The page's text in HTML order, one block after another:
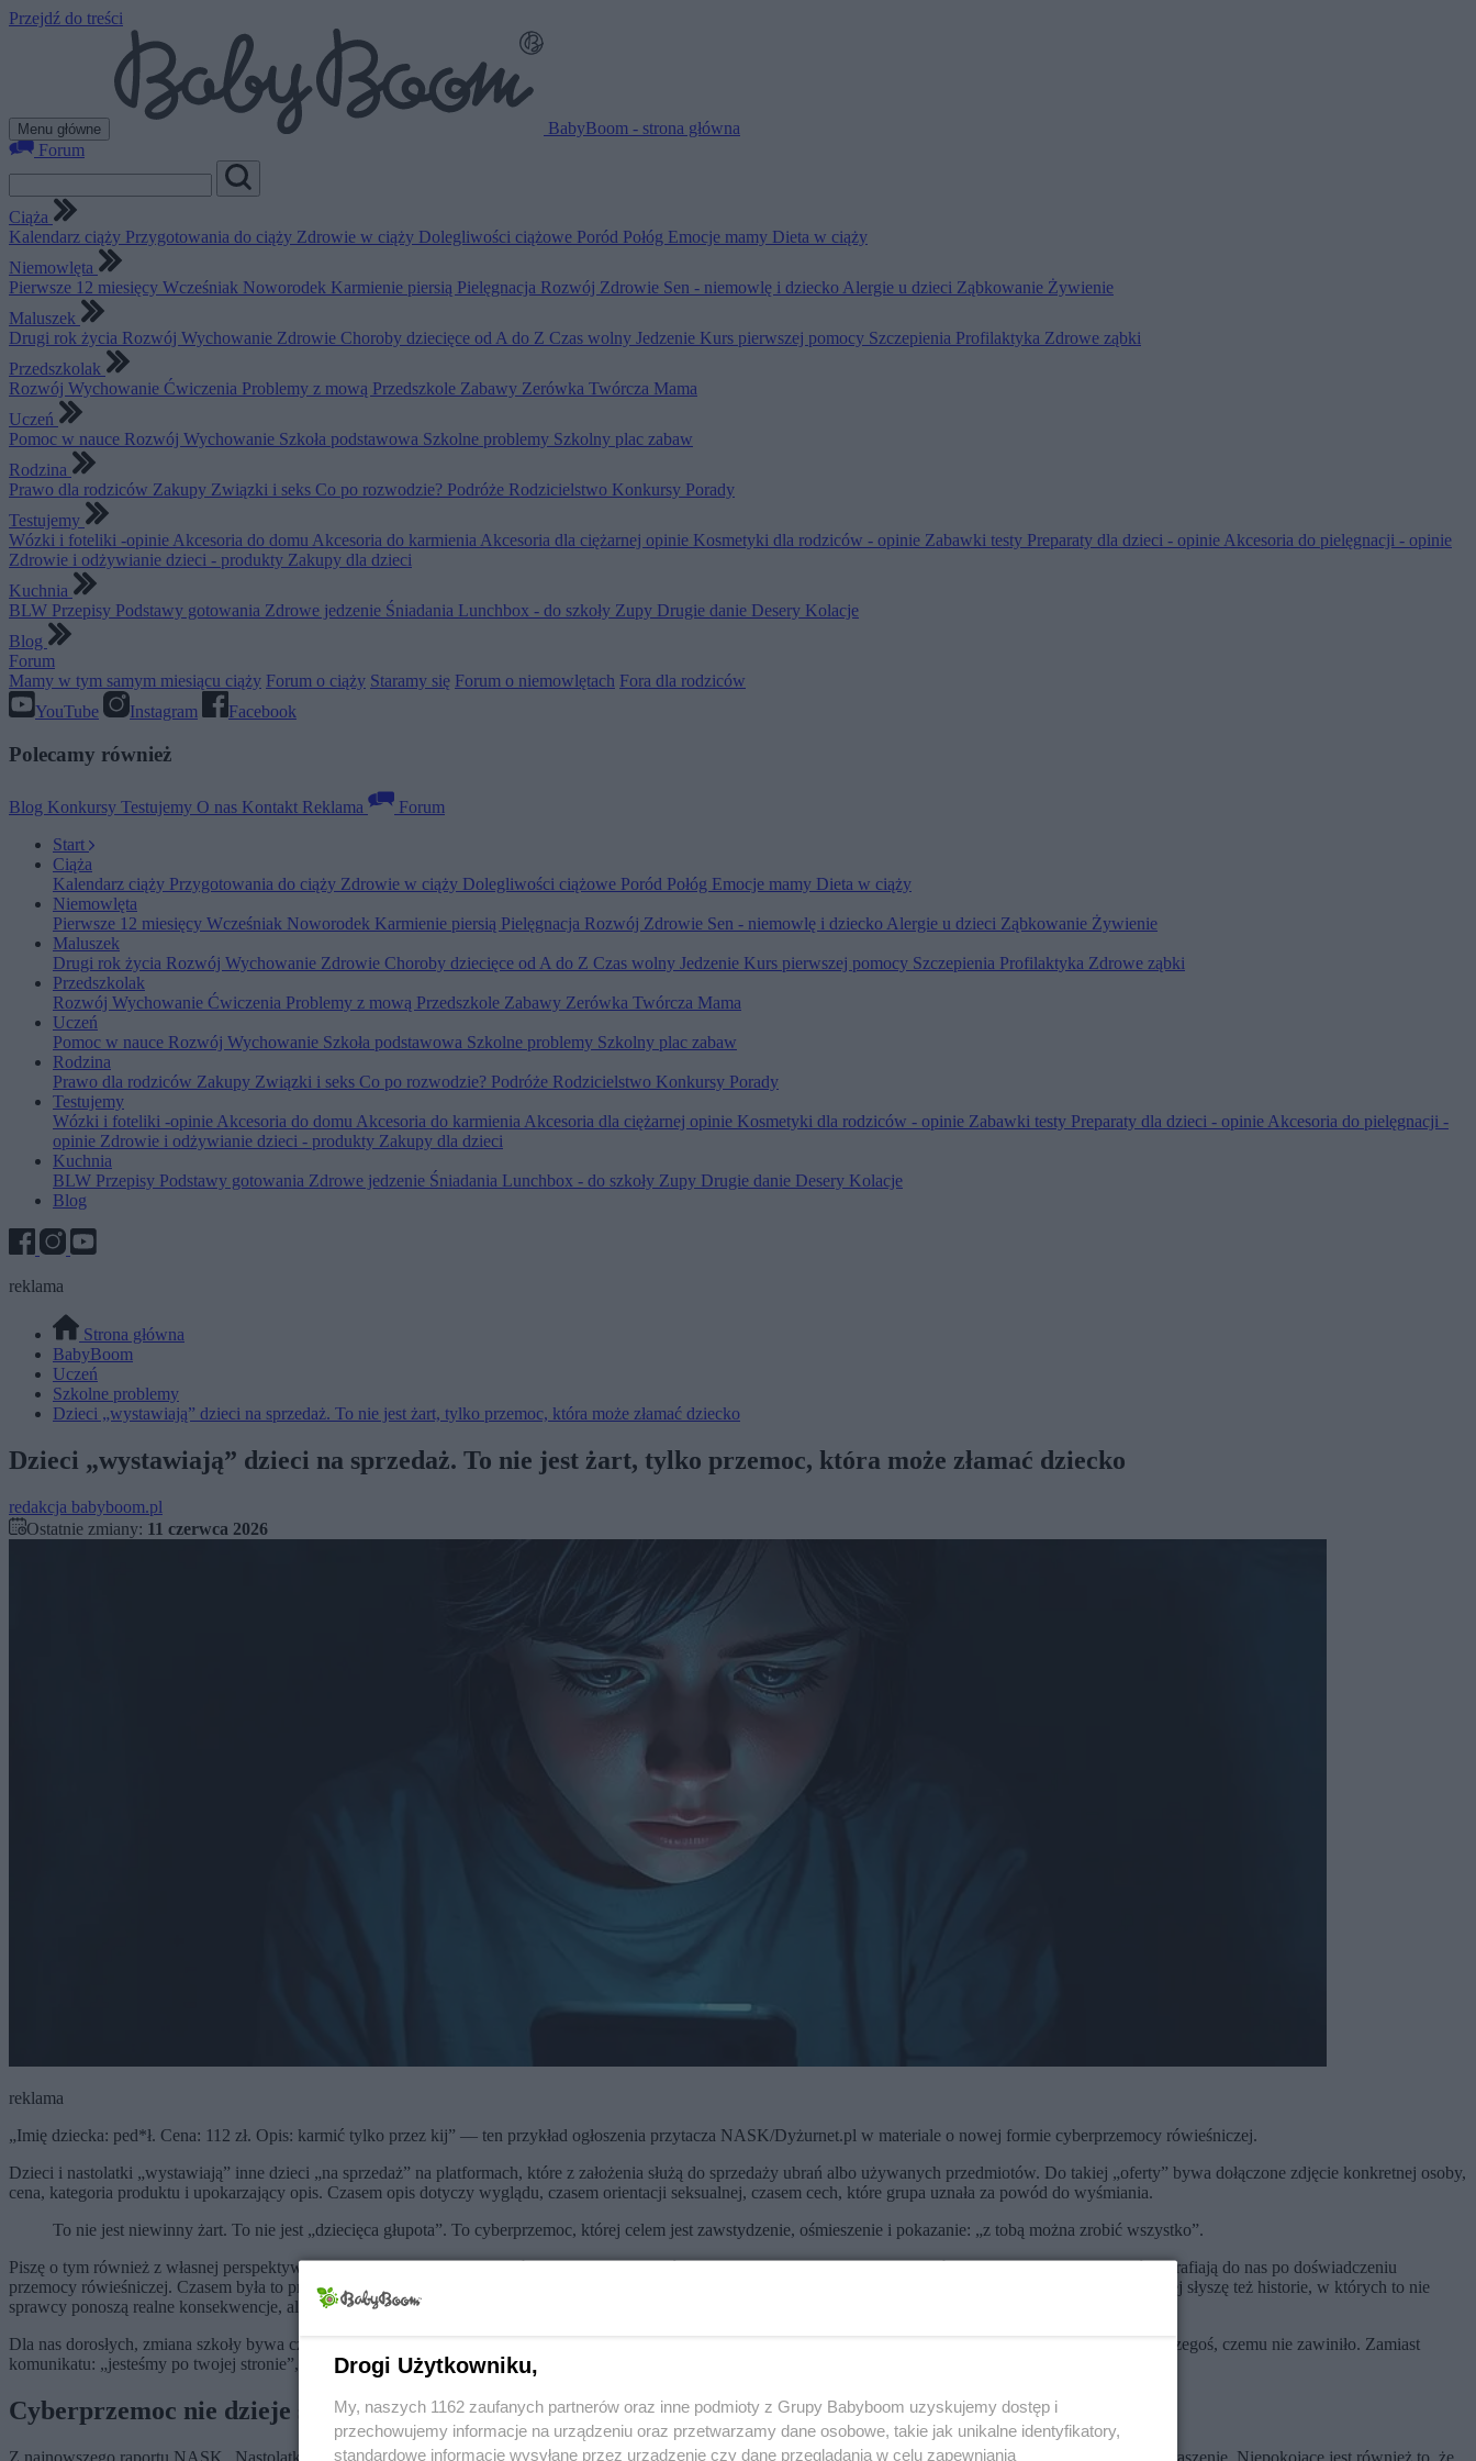
Przejdź do treści
Menu główne
BabyBoom - strona główna
Forum
Ciąża
Kalendarz ciąży Przygotowania do ciąży Zdrowie w ciąży Dolegliwości ciążowe Poród Połóg Emocje mamy Dieta w ciąży
Niemowlęta
Pierwsze 12 miesięcy Wcześniak Noworodek Karmienie piersią Pielęgnacja Rozwój Zdrowie Sen - niemowlę i dziecko Alergie u dzieci Ząbkowanie Żywienie
Maluszek
Drugi rok życia Rozwój Wychowanie Zdrowie Choroby dziecięce od A do Z Czas wolny Jedzenie Kurs pierwszej pomocy Szczepienia Profilaktyka Zdrowe ząbki
Przedszkolak
Rozwój Wychowanie Ćwiczenia Problemy z mową Przedszkole Zabawy Zerówka Twórcza Mama
Uczeń
Pomoc w nauce Rozwój Wychowanie Szkoła podstawowa Szkolne problemy Szkolny plac zabaw
Rodzina
Prawo dla rodziców Zakupy Związki i seks Co po rozwodzie? Podróże Rodzicielstwo Konkursy Porady
Testujemy
Wózki i foteliki -opinie Akcesoria do domu Akcesoria do karmienia Akcesoria dla ciężarnej opinie Kosmetyki dla rodziców - opinie Zabawki testy Preparaty dla dzieci - opinie Akcesoria do pielęgnacji - opinie
Zdrowie i odżywianie dzieci - produkty Zakupy dla dzieci
Kuchnia
BLW Przepisy Podstawy gotowania Zdrowe jedzenie Śniadania Lunchbox - do szkoły Zupy Drugie danie Desery Kolacje
Blog
Forum
Mamy w tym samym miesiącu ciąży Forum o ciąży Staramy się Forum o niemowlętach Fora dla rodziców
YouTube
Instagram Facebook
Polecamy również
Blog Konkursy Testujemy O nas Kontakt Reklama
Forum
Start
Ciąża
Kalendarz ciąży Przygotowania do ciąży Zdrowie w ciąży Dolegliwości ciążowe Poród Połóg Emocje mamy Dieta w ciąży
Niemowlęta
Pierwsze 12 miesięcy Wcześniak Noworodek Karmienie piersią Pielęgnacja Rozwój Zdrowie Sen - niemowlę i dziecko Alergie u dzieci Ząbkowanie Żywienie
Maluszek
Drugi rok życia Rozwój Wychowanie Zdrowie Choroby dziecięce od A do Z Czas wolny Jedzenie Kurs pierwszej pomocy Szczepienia Profilaktyka Zdrowe ząbki
Przedszkolak
Rozwój Wychowanie Ćwiczenia Problemy z mową Przedszkole Zabawy Zerówka Twórcza Mama
Uczeń
Pomoc w nauce Rozwój Wychowanie Szkoła podstawowa Szkolne problemy Szkolny plac zabaw
Rodzina
Prawo dla rodziców Zakupy Związki i seks Co po rozwodzie? Podróże Rodzicielstwo Konkursy Porady
Testujemy
Wózki i foteliki -opinieAkcesoria do domu Akcesoria do karmieniaAkcesoria dla ciężarnej opinie Kosmetyki dla rodziców - opinie Zabawki testy Preparaty dla dzieci - opinieAkcesoria do pielęgnacji -
opinie Zdrowie i odżywianie dzieci - produkty Zakupy dla dzieci
Kuchnia
BLW Przepisy Podstawy gotowania Zdrowe jedzenie Śniadania Lunchbox - do szkoły Zupy Drugie danie Desery Kolacje
Blog
reklama
Strona główna
BabyBoom
Uczeń
Szkolne problemy
Dzieci „wystawiają” dzieci na sprzedaż. To nie jest żart, tylko przemoc, która może złamać dziecko
Dzieci „wystawiają” dzieci na sprzedaż. To nie jest żart, tylko przemoc, która może złamać dziecko
redakcja babyboom.pl
Ostatnie zmiany: 11 czerwca 2026
reklama
„Imię dziecka: ped*ł. Cena: 112 zł. Opis: karmić tylko przez kij” — ten przykład ogłoszenia przytacza NASK/Dyżurnet.pl w materiale o nowej formie cyberprzemocy rówieśniczej.
Dzieci i nastolatki „wystawiają” inne dzieci „na sprzedaż” na platformach, które z założenia służą do sprzedaży ubrań albo używanych przedmiotów. Do takiej „oferty” bywa dołączone zdjęcie konkretnej osoby,
cena, kategoria produktu i upokarzający opis. Czasem opis dotyczy wyglądu, czasem orientacji seksualnej, czasem cech, które grupa uznała za powód do wyśmiania.
To nie jest niewinny żart. To nie jest „dziecięca głupota”. To cyberprzemoc, której celem jest zawstydzenie, ośmieszenie i pokazanie: „z tobą można zrobić wszystko”.
Piszę o tym również z własnej perspektywy. Prowadzę treningi umiejętności DBT dla nastolatków i w ciągu ostatniego roku coraz częściej widzę młodzi ludzie, którzy trafiają do nas po doświadczeniu
przemocy rówieśniczej. Czasem była to przemoc w klasie, czasem wykluczenie z grupy, czasem upokarzające komentarze, czasem właśnie cyberprzemoc. Coraz częściej słyszę też historie, w których to nie
sprawcy ponoszą realne konsekwencje, ale dziecko skrzywdzone. To ono zmienia klasę. To ono zmienia szkołę. To ono ma „zacząć od nowa”.
Dla nas dorosłych, zmiana szkoły bywa czasem najszybszym sposobem przerwania przemocy. U nastolatka może pojawić się poczucie, że to on ponosi konsekwencje czegoś, czemu nie zawiniło. Zamiast
komunikatu: „jesteśmy po twojej stronie”, może odebrać to jako: „to z tobą jest problem”.
Cyberprzemoc nie dzieje się „gdzieś daleko”
Z najnowszego raportu NASK „Nastolatki” wynika, że co trzeci nastolatek spotyka się z przemocą online. Najczęstsze formy to wyzywanie, ośmieszanie, poniżanie i straszenie. Niepokojące jest również to, że
Drogi Użytkowniku,
My, naszych 1162 zaufanych partnerów oraz inne podmioty z Grupy Babyboom uzyskujemy dostęp i
przechowujemy informacje na urządzeniu oraz przetwarzamy dane osobowe, takie jak unikalne identyfikatory,
standardowe informacje wysyłane przez urządzenie czy dane przeglądania w celu zapewniania